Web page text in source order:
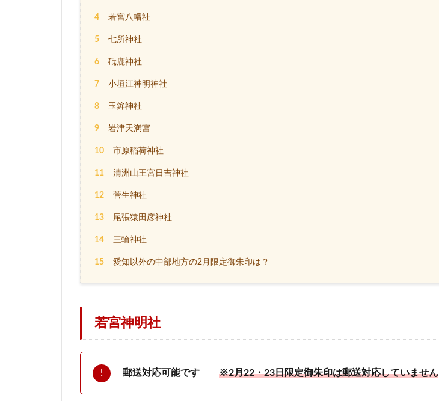
4 若宮八幡社
5 七所神社
6 砥鹿神社
7 小垣江神明神社
8 玉鉾神社
9 岩津天満宮
10 市原稲荷神社
11 清洲山王宮日吉神社
12 菅生神社
13 尾張猿田彦神社
14 三輪神社
15 愛知以外の中部地方の2月限定御朱印は？
若宮神明社
郵送対応可能です ※2月22・23日限定御朱印は郵送対応していません